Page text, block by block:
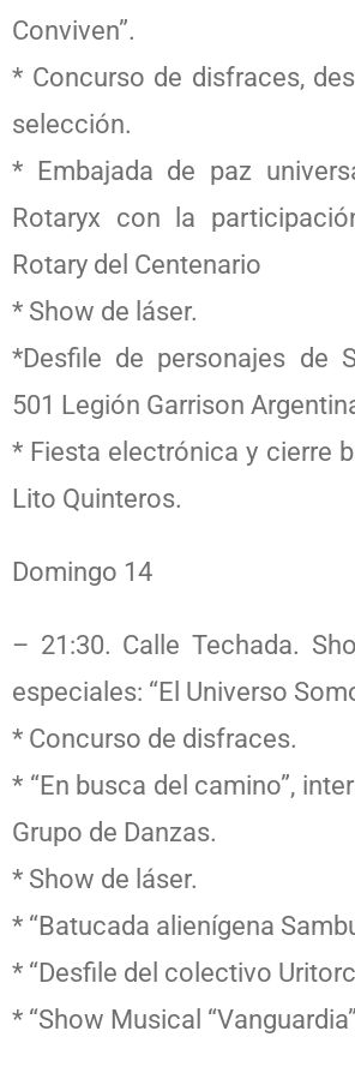
Conviven”.
* Concurso de disfraces,
selección.
* Embajada de paz
Rotaryx con la
Rotary del Centenario
* Show de láser.
*Desfile de personajes de
501 Legión Garrison
* Fiesta electrónica y cierre
Lito Quinteros.
Domingo 14
– 21:30. Calle Techada.
especiales: “El Universo
* Concurso de disfraces.
* “En busca del camino”,
Grupo de Danzas.
* Show de láser.
* “Batucada alienígena
* “Desfile del colectivo
* “Show Musical